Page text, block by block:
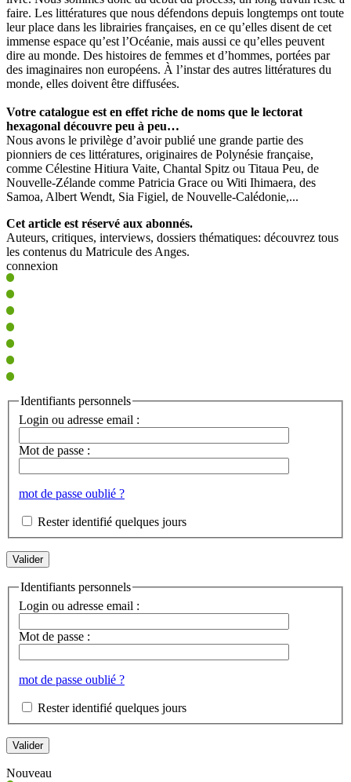
faire. Les littératures que nous défendons depuis longtemps ont toute
leur place dans les librairies françaises, en ce qu’elles disent de cet
immense espace qu’est l’Océanie, mais aussi ce qu’elles peuvent
dire au monde. Des histoires de femmes et d’hommes, portées par
des imaginaires non européens. À l’instar des autres littératures du
monde, elles doivent être diffusées.
Votre catalogue est en effet riche de noms que le lectorat
hexagonal découvre peu à peu…
Nous avons le privilège d’avoir publié une grande partie des
pionniers de ces littératures, originaires de Polynésie française,
comme Célestine Hitiura Vaite, Chantal Spitz ou Titaua Peu, de
Nouvelle-Zélande comme Patricia Grace ou Witi Ihimaera, des
Samoa, Albert Wendt, Sia Figiel, de Nouvelle-Calédonie,...
Cet article est réservé aux abonnés.
Auteurs, critiques, interviews, dossiers thématiques: découvrez tous
les contenus du Matricule des Anges.
connexion
Identifiants personnels
Login ou adresse email :
Mot de passe :
mot de passe oublié ?
Rester identifié quelques jours
Identifiants personnels
Login ou adresse email :
Mot de passe :
mot de passe oublié ?
Rester identifié quelques jours
Nouveau